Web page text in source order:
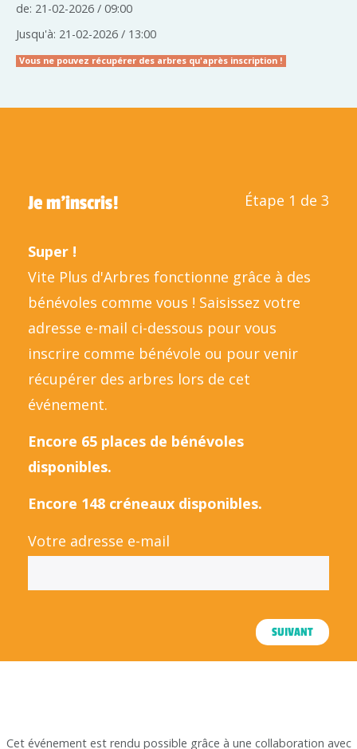
de: 21-02-2026 / 09:00
Jusqu'à: 21-02-2026 / 13:00
Vous ne pouvez récupérer des arbres qu'après inscription !
Je m'inscris! Étape 1 de 3
Super !
Vite Plus d'Arbres fonctionne grâce à des
bénévoles comme vous ! Saisissez votre
adresse e-mail ci-dessous pour vous
inscrire comme bénévole ou pour venir
récupérer des arbres lors de cet
événement.
Encore 65 places de bénévoles
disponibles.
Encore 148 créneaux disponibles.
Votre adresse e-mail
SUIVANT
Cet événement est rendu possible grâce à une collaboration avec